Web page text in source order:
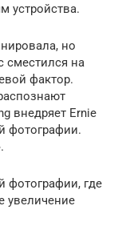
устройства.
но
сместился на
фактор.
внедряет Ernie
фотографии.
фотографии, где
увеличение